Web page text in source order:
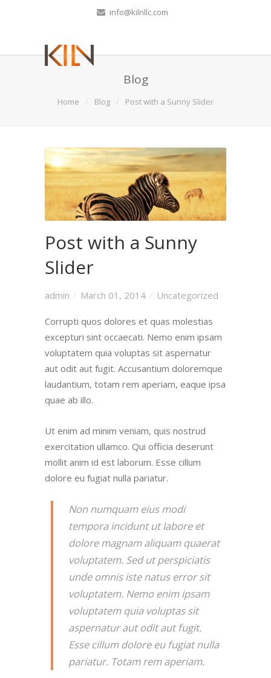
info@kilnllc.com
Blog
Home Blog Post with a Sunny Slider
Post with a Sunny
Slider
admin March 01, 2014 Uncategorized
Corrupti quos dolores et quas molestias
excepturi sint occaecati. Nemo enim ipsam
voluptatem quia voluptas sit aspernatur
aut odit aut fugit. Accusantium doloremque
laudantium, totam rem aperiam, eaque ipsa
quae ab illo.
Ut enim ad minim veniam, quis nostrud
exercitation ullamco. Qui officia deserunt
mollit anim id est laborum. Esse cillum
dolore eu fugiat nulla pariatur.
Non numquam eius modi
tempora incidunt ut labore et
dolore magnam aliquam quaerat
voluptatem. Sed ut perspiciatis
unde omnis iste natus error sit
voluptatem. Nemo enim ipsam
voluptatem quia voluptas sit
aspernatur aut odit aut fugit.
Esse cillum dolore eu fugiat nulla
pariatur. Totam rem aperiam.